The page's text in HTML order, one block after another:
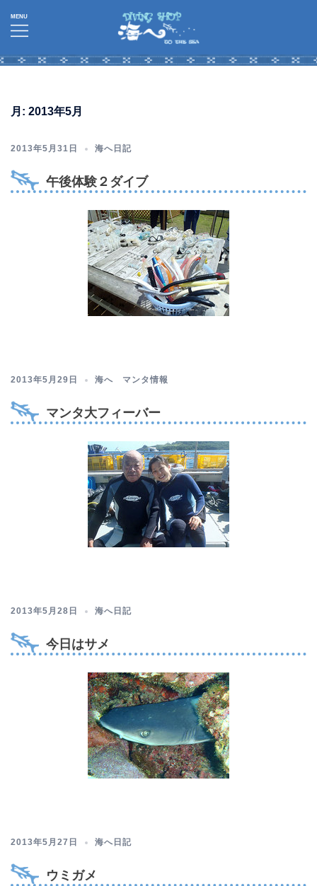
ン
月: 2013年5月
2013年5月31日 海へ日記
午後体験２ダイブ
2013年5月29日 海へ マンタ情報
マンタ大フィーバー
2013年5月28日 海へ日記
今日はサメ
2013年5月27日 海へ日記
ウミガメ